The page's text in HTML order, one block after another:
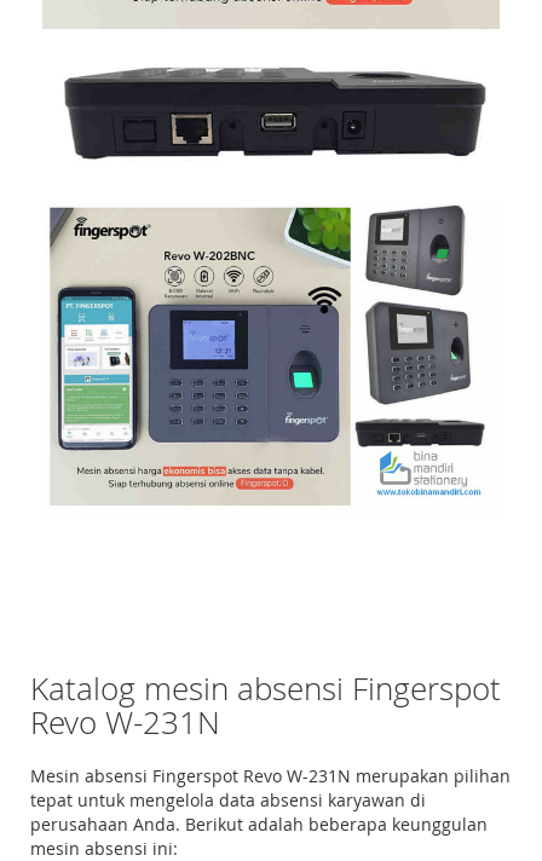
Katalog mesin absensi Fingerspot
Revo W-231N
Mesin absensi Fingerspot Revo W-231N merupakan pilihan
tepat untuk mengelola data absensi karyawan di
perusahaan Anda. Berikut adalah beberapa keunggulan
mesin absensi ini: